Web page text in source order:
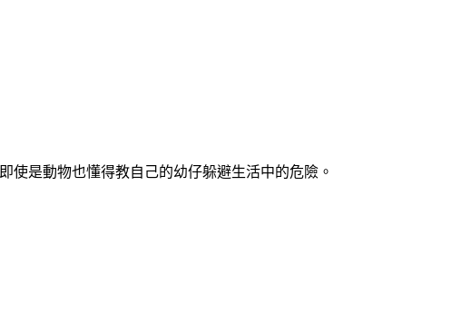
使是動物也懂得教自己的幼仔躲避生活中的危險。